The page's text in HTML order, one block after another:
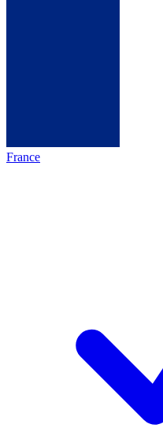
France